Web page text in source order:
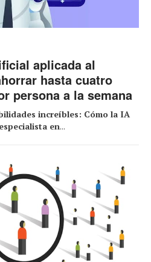
aplicada al
hasta cuatro
persona a la semana
increíbles: Cómo la IA
en...